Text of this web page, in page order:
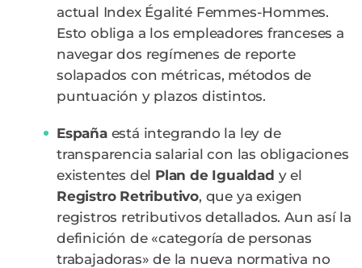
actual Index Égalité Femmes-Hommes.
Esto obliga a los empleadores franceses a
navegar dos regímenes de reporte
solapados con métricas, métodos de
puntuación y plazos distintos.
Españaestá integrando la ley de
transparencia salarial con las obligaciones
existentes del Plan de Igualdad y el
Registro Retributivo, que ya exigen
registros retributivos detallados. Aun así la
definición de «categoría de personas
trabajadoras» de la nueva normativa no